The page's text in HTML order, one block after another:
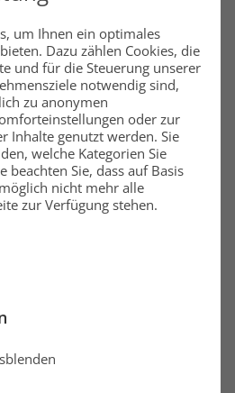
| Sa 10:00 - 16:00 Uhr
51
um Ihnen ein optimales
Dazu zählen Cookies, die
und für die Steuerung unserer
notwendig sind,
zu anonymen
oder zur
Inhalte genutzt werden. Sie
welche Kategorien Sie
beachten Sie, dass auf Basis
nicht mehr alle
zur Verfügung stehen.